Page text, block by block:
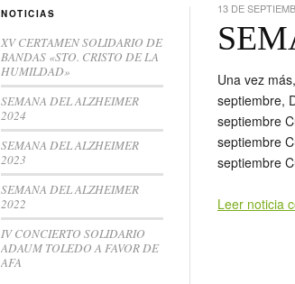
13 DE
Una vez
septiembre,
septiembre
septiembre
septiembre
Leer noticia
NOTICIAS
XV CERTAMEN SOLIDARIO DE
BANDAS «STO. CRISTO DE LA
HUMILDAD»
SEMANA DEL ALZHEIMER
2024
SEMANA DEL ALZHEIMER
2023
SEMANA DEL ALZHEIMER
2022
IV CONCIERTO SOLIDARIO
ADAUM TOLEDO A FAVOR DE
AFA